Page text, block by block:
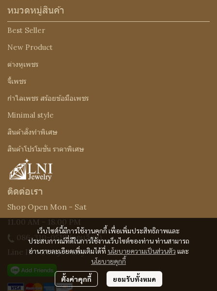
เว็บไซต์นี้มีการใช้งานคุกกี้ เพื่อเพิ่มประสิทธิภาพและ
ประสบการณ์ที่ดีในการใช้งานเว็บไซต์ของท่าน ท่านสามารถ
อ่านรายละเอียดเพิ่มเติมได้ที่ นโยบายความเป็นส่วนตัว และ
นโยบายคุกกี้
ตั้งค่าคุกกี้ ยอมรับทั้งหมด
หมวดหมู่สินค้า
Best Seller
New Product
ต่างหูเพชร
จี้เพชร
กำไลเพชร สร้อยข้อมือเพชร
Minimal style
สินค้าสั่งทำพิเศษ
สินค้าโปรโมชั่น ราคาพิเศษ
ติดต่อเรา
Shop Open Mon - Sat
11.00 AM - 18.00 PM
086-310-0519(คุณเจี๊ยบ)
Line ID : @Lnijewelry